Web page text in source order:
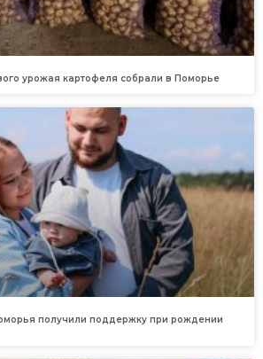
урожая картофеля собрали в Поморье
получили поддержку при рождении